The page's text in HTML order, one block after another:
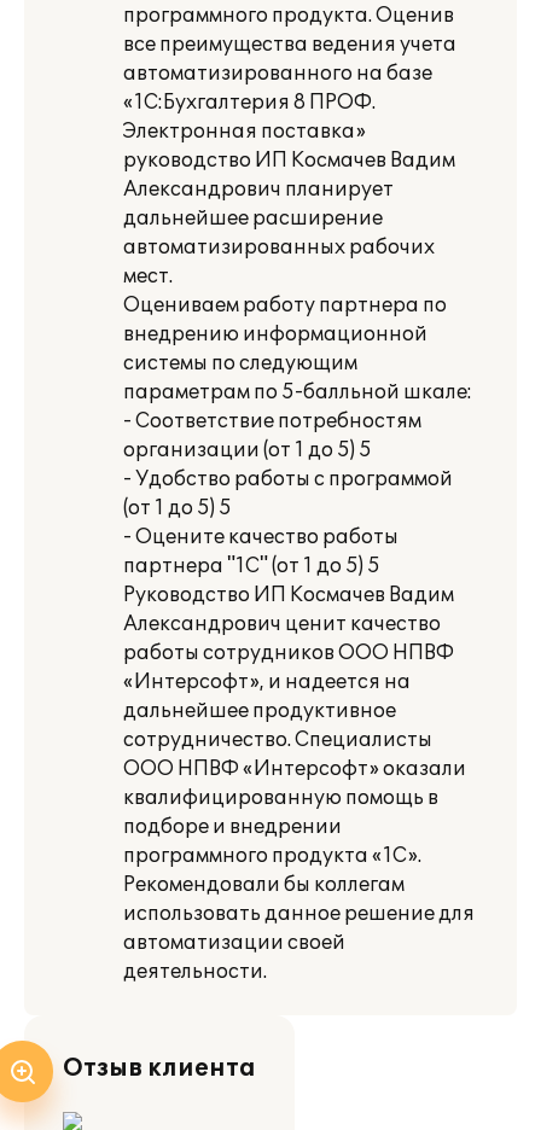
программного продукта. Оценив
все преимущества ведения учета
автоматизированного на базе
«1С:Бухгалтерия 8 ПРОФ.
Электронная поставка»
руководство ИП Космачев Вадим
Александрович планирует
дальнейшее расширение
автоматизированных рабочих
мест.
Оцениваем работу партнера по
внедрению информационной
системы по следующим
параметрам по 5-балльной шкале:
- Соответствие потребностям
организации (от 1 до 5) 5
- Удобство работы с программой
(от 1 до 5) 5
- Оцените качество работы
партнера "1С" (от 1 до 5) 5
Руководство ИП Космачев Вадим
Александрович ценит качество
работы сотрудников ООО НПВФ
«Интерсофт», и надеется на
дальнейшее продуктивное
сотрудничество. Специалисты
ООО НПВФ «Интерсофт» оказали
квалифицированную помощь в
подборе и внедрении
программного продукта «1С».
Рекомендовали бы коллегам
использовать данное решение для
автоматизации своей
деятельности.
Отзыв клиента